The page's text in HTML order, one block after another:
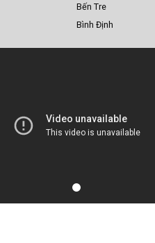
Bến Tre
Bình Định